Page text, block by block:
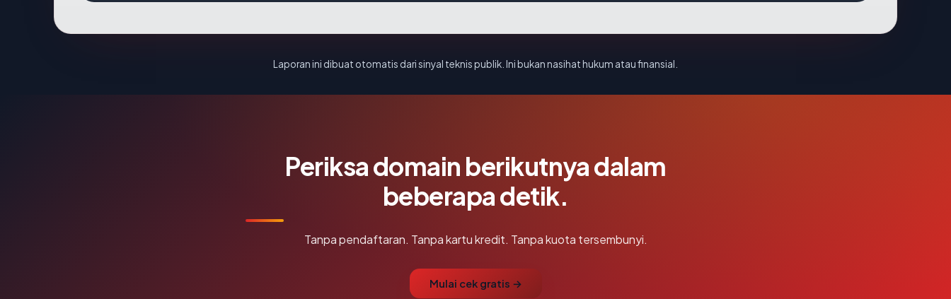
Laporan ini dibuat otomatis dari sinyal teknis publik. Ini bukan nasihat hukum atau finansial.
Periksa domain berikutnya dalam
beberapa detik.
Tanpa pendaftaran. Tanpa kartu kredit. Tanpa kuota tersembunyi.
Mulai cek gratis →